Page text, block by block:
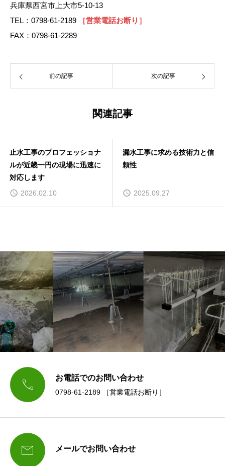
兵庫県西宮市上大市5-10-13
TEL：0798-61-2189
［営業電話お断り］
FAX：0798-61-2289
前の記事 次の記事
関連記事
止水工事のプロフェッショナ
ルが近畿一円の現場に迅速に
対応します
2026.02.10
漏水工事に求める技術力と信
頼性
2025.09.27
 お電話でのお問い合わせ
0798-61-2189 ［営業電話お断り］
 メールでお問い合わせ